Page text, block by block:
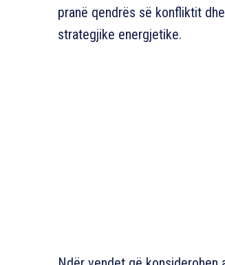
pranë qendrës së konfliktit
strategjike energjetike.